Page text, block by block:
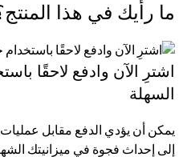
ما رأيك في هذا
اشترِ الآن وادفع لاحقًا
السهلة
يمكن أن يؤدي الدفع مقابل
إلى إحداث فجوة في ميزانيتك